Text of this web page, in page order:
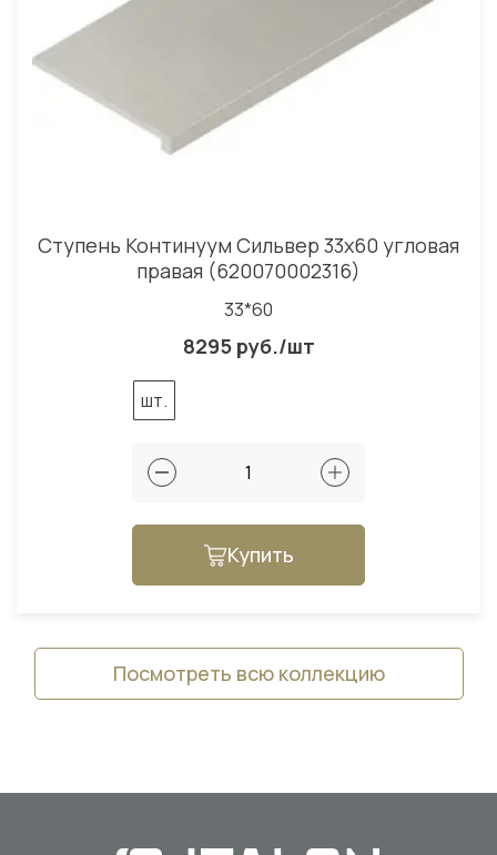
Ступень Континуум Сильвер 33x60 угловая
правая (620070002316)
33*60
8295 руб./шт
шт.
Купить
Посмотреть всю коллекцию